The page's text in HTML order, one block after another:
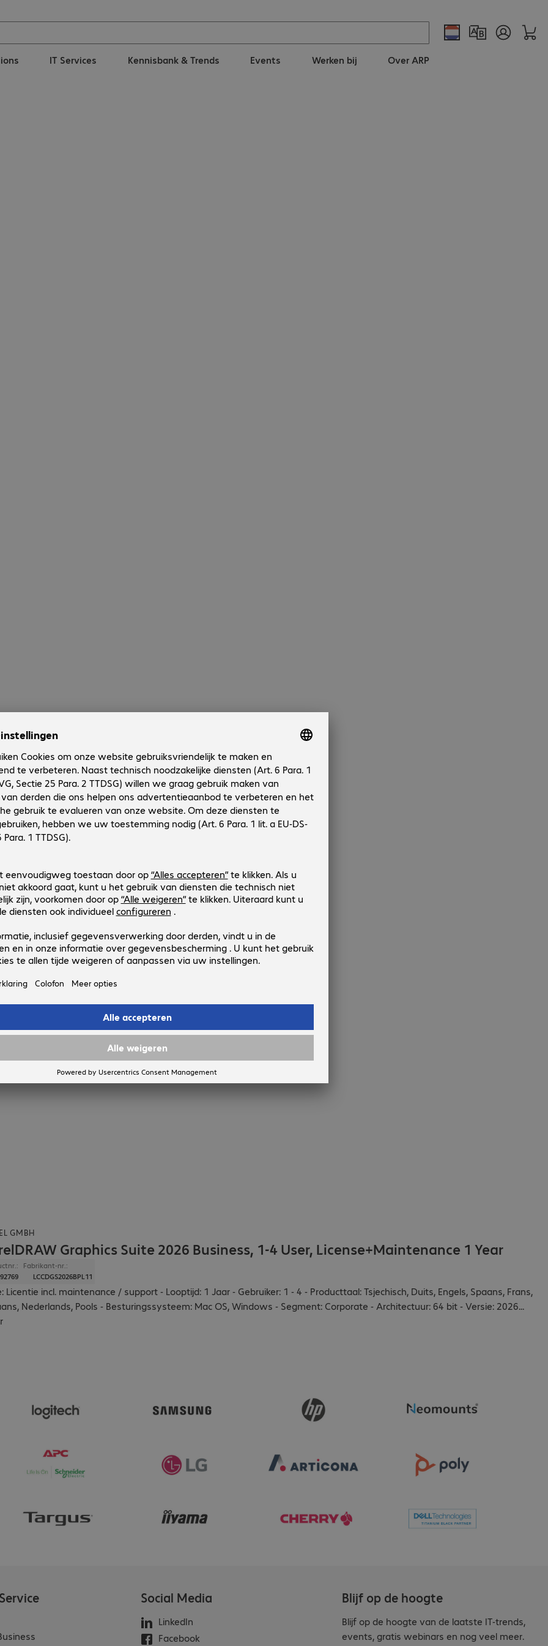
IT Services Kennisbank & Trends Events Werken bij Over ARP
GMBH
Graphics Suite 2026 Business, 1-4 User, License+Maintenance 1 Year
Fabrikant-nr.:
LCCDGS2026BPL11
Licentie incl. maintenance / support - Looptijd: 1 Jaar - Gebruiker: 1 - 4 - Producttaal: Tsjechisch, Duits, Engels, Spaans, Frans,
Nederlands, Pools - Besturingssysteem: Mac OS, Windows - Segment: Corporate - Architectuur: 64 bit - Versie: 2026...
indien beschikbaar
Social Media
LinkedIn
Facebook
Blijf op de hoogte
Blijf op de hoogte van de laatste IT-trends,
events, gratis webinars en nog veel meer.